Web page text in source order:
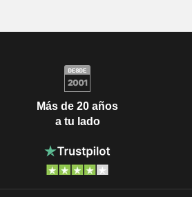
Más de 20 años
a tu lado